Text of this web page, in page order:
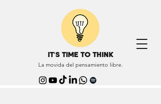
IT'S TIME TO THINK
La movida del pensamiento libre.